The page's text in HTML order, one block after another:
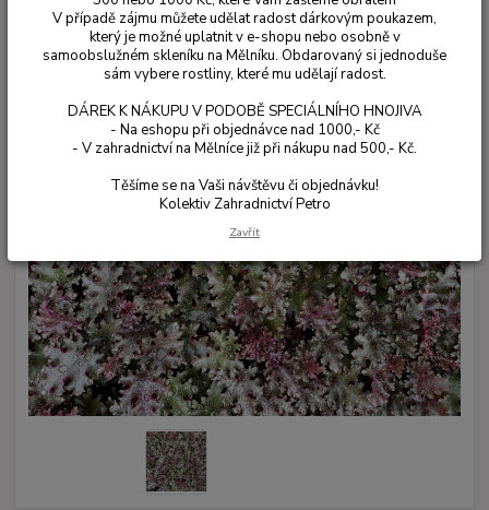
V případě zájmu můžete udělat radost dárkovým poukazem,
který je možné uplatnit v e-shopu nebo osobně v
samoobslužném skleníku na Mělníku. Obdarovaný si jednoduše
sám vybere rostliny, které mu udělají radost.
DÁREK K NÁKUPU V PODOBĚ SPECIÁLNÍHO HNOJIVA
- Na eshopu při objednávce nad 1000,- Kč
- V zahradnictví na Mělníce již při nákupu nad 500,- Kč.
Těšíme se na Vaši návštěvu či objednávku!
Kolektiv Zahradnictví Petro
Zavřít